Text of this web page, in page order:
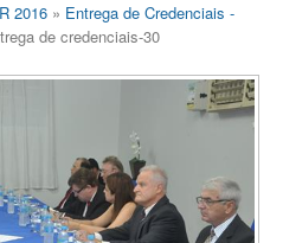
2016 » Entrega de Credenciais -
de credenciais-30